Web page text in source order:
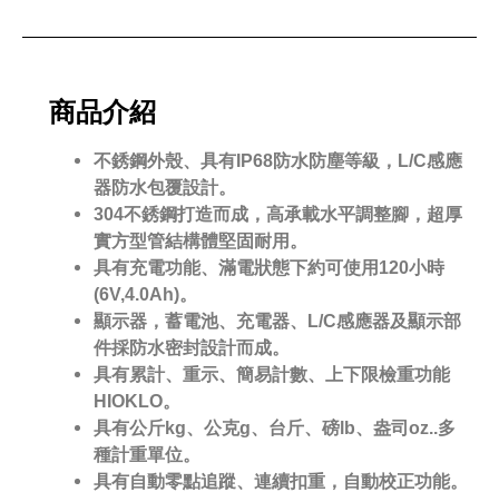
商品介紹
不銹鋼外殼、具有IP68防水防塵等級，L/C感應
器防水包覆設計。
304不銹鋼打造而成，高承載水平調整腳，超厚
實方型管結構體堅固耐用。
具有充電功能、滿電狀態下約可使用120小時
(6V,4.0Ah)。
顯示器，蓄電池、充電器、L/C感應器及顯示部
件採防水密封設計而成。
具有累計、重示、簡易計數、上下限檢重功能
HIOKLO。
具有公斤kg、公克g、台斤、磅lb、盎司oz..多
種計重單位。
具有自動零點追蹤、連續扣重，自動校正功能。